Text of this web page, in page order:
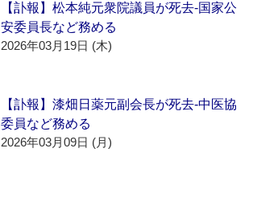
【訃報】松本純元衆院議員が死去‐国家公
安委員長など務める
2026年03月19日 (木)
【訃報】漆畑日薬元副会長が死去‐中医協
委員など務める
2026年03月09日 (月)